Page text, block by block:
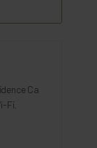
Ca
Fi.